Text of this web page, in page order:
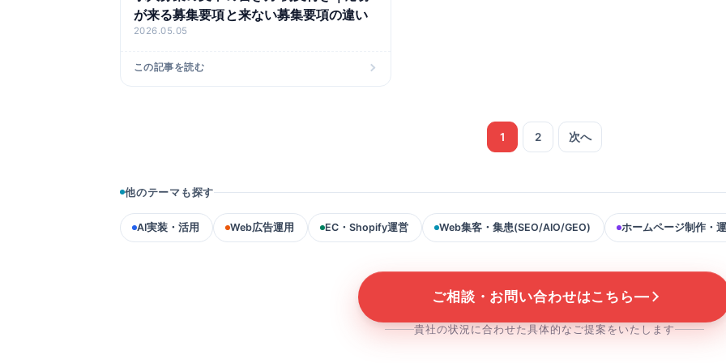
が来る募集要項と来ない募集要項の違い
2026.05.05
この記事を読む
1 2 次へ
他のテーマも探す
AI実装・活用 Web広告運用 EC・Shopify運営 Web集客・集患(SEO/AIO/GEO) ホームページ制作・
ご相談・お問い合わせはこちら
貴社の状況に合わせた具体的なご提案をいたします